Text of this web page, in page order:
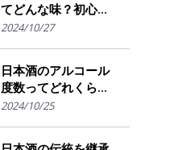
てどんな味？初心者
でも楽しめるその魅
2024/10/27
日本酒のアルコール
度数ってどれくら
い？特徴や度数の秘
2024/10/25